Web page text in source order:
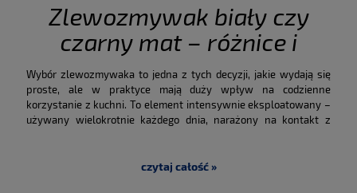
Zlewozmywak biały czy
czarny mat – różnice i
praktyczne aspekty wyboru
Wybór zlewozmywaka to jedna z tych decyzji, jakie wydają się
proste, ale w praktyce mają duży wpływ na codzienne
korzystanie z kuchni. To element intensywnie eksploatowany –
używany wielokrotnie każdego dnia, narażony na kontakt z
charakter całego wnętrza lub wręcz przeciwnie – zaburzyć jego
czytaj całość »